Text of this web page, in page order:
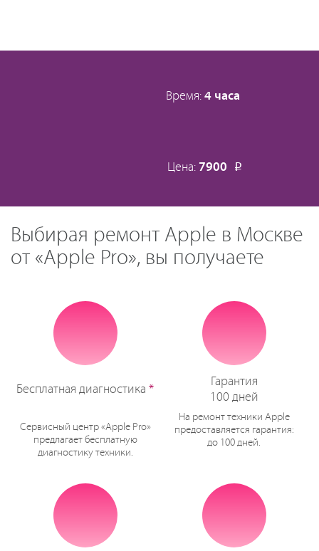
Время: 4 часа
Цена: 7900 Р
Выбирая ремонт Apple в Москве
от «Apple Pro», вы получаете
Бесплатная диагностика *
Сервисный центр «Apple Pro»
предлагает бесплатную
диагностику техники.
Гарантия
100 дней
На ремонт техники Apple
предоставляется гарантия:
до 100 дней.